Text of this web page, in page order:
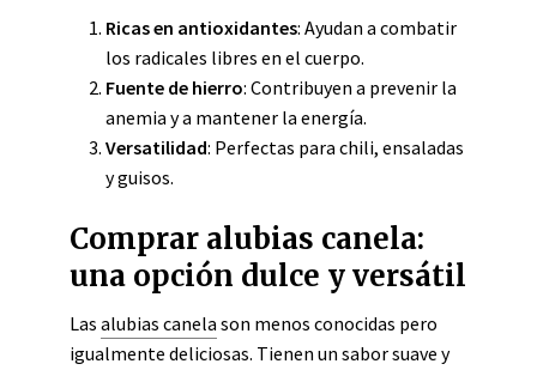
Ricas en antioxidantes: Ayudan a combatir
los radicales libres en el cuerpo.
Fuente de hierro: Contribuyen a prevenir la
anemia y a mantener la energía.
Versatilidad: Perfectas para chili, ensaladas
y guisos.
Comprar alubias canela:
una opción dulce y versátil
Las alubias canela son menos conocidas pero
igualmente deliciosas. Tienen un sabor suave y